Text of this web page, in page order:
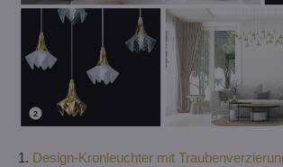
1. Design-Kronleuchter mit